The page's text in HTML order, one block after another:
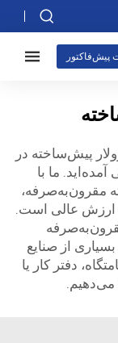
پیش‌فاکتور
پیش‌ساخته در
ما با
مقرون‌به‌صرفه،
ارزش عالی است.
از صنایع
دفتر کار یا
می‌دهیم.